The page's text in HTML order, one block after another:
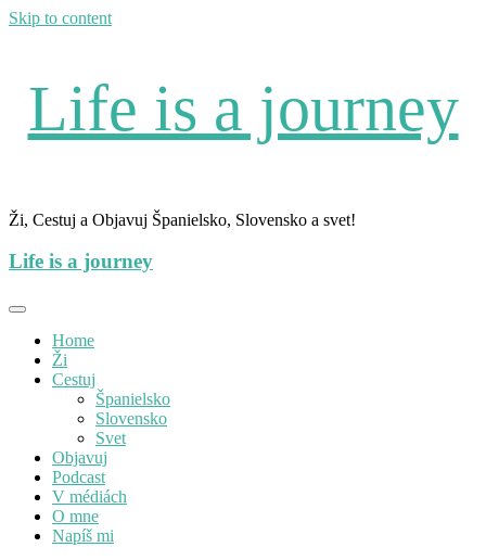
Skip to content
Life is a journey
Ži, Cestuj a Objavuj Španielsko, Slovensko a svet!
Life is a journey
Home
Ži
Cestuj
Španielsko
Slovensko
Svet
Objavuj
Podcast
V médiách
O mne
Napíš mi